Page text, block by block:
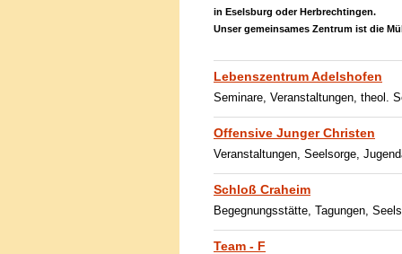
in Eselsburg oder Herbrechtingen.
Unser gemeinsames Zentrum ist die
Lebenszentrum Adelshofen
Seminare, Veranstaltungen, theol.
Offensive Junger Christen
Veranstaltungen, Seelsorge,
Schloß Craheim
Begegnungsstätte, Tagungen,
Team - F